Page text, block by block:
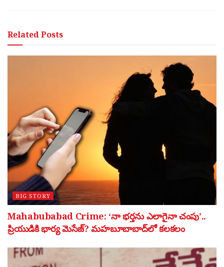
RelatedPosts
BIG STORY
Mahabubabad Crime: ‘నా భర్తను ఎలాగైనా చంపు’..
ప్రియుడికి భార్య మెసేజ్? మహబూబాబాద్‌లో కలకలం